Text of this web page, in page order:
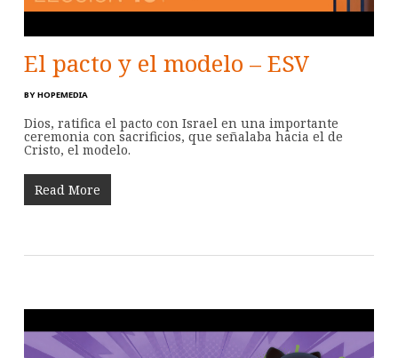
El pacto y el modelo – ESV
BY HOPEMEDIA
Dios, ratifica el pacto con Israel en una importante
ceremonia con sacrificios, que señalaba hacia el de
Cristo, el modelo.
Read More